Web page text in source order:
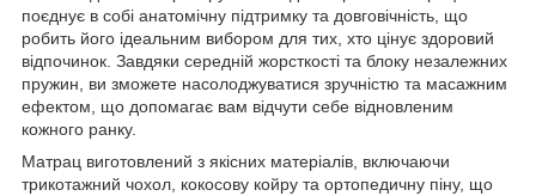
поєднує в собі анатомічну підтримку та довговічність, що
робить його ідеальним вибором для тих, хто цінує здоровий
відпочинок. Завдяки середній жорсткості та блоку незалежних
пружин, ви зможете насолоджуватися зручністю та масажним
ефектом, що допомагає вам відчути себе відновленим
кожного ранку.
Матрац виготовлений з якісних матеріалів, включаючи
трикотажний чохол, кокосову койру та ортопедичну піну, що